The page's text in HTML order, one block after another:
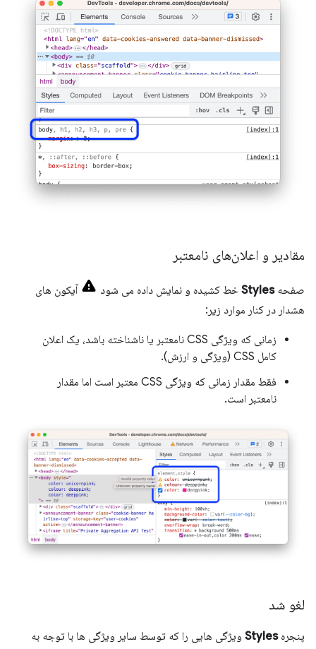
مقادیر و اعلان‌های نامعتبر
صفحهStyles خط کشیده و نمایش داده می شود
آیکون های
هشدار در کنار موارد زیر:
زمانی که ویژگی CSS نامعتبر یا ناشناخته باشد، یک اعلان
کامل CSS (ویژگی و ارزش).
فقط مقدار زمانی که ویژگی CSS معتبر است اما مقدار
نامعتبر است.
لغو شد
پنجرهStyles ویژگی هایی را که توسط سایر ویژگی ها با توجه به